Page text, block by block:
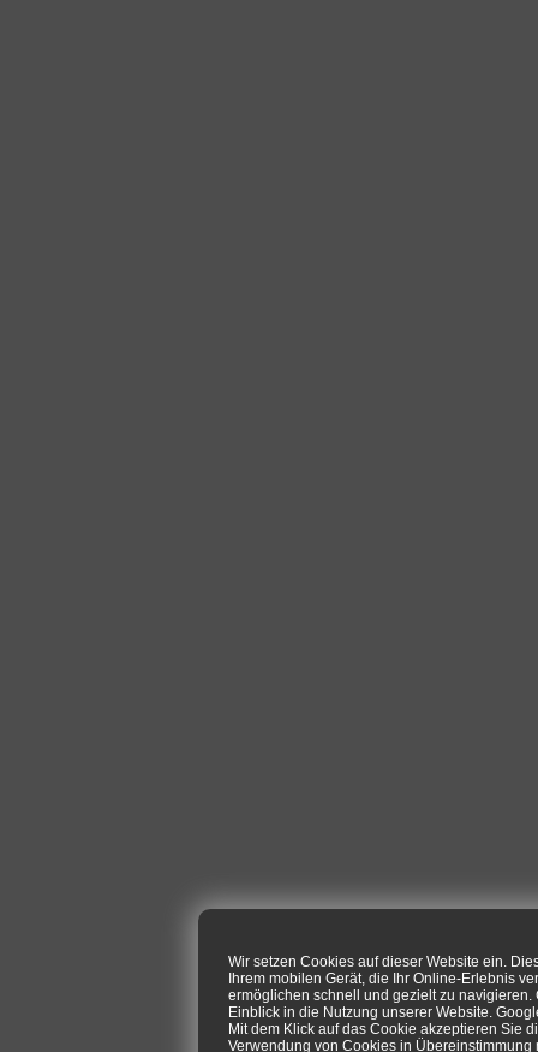
Wir setzen Cookies auf dieser Website ein.
Ihrem mobilen Gerät, die Ihr Online-Erlebnis
ermöglichen schnell und gezielt zu
Einblick in die Nutzung unserer Website.
Mit dem Klick auf das Cookie akzeptieren Sie
Verwendung von Cookies in